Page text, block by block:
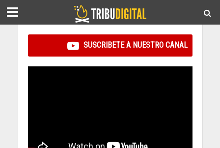
SUSCRIBETE A NUESTRO CANAL